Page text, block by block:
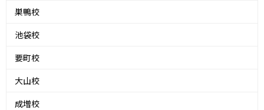
巣鴨校
池袋校
要町校
大山校
成増校